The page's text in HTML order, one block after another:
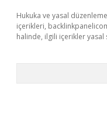
Hukuka ve yasal
içerikleri,
halinde, ilgili içerikler yasal